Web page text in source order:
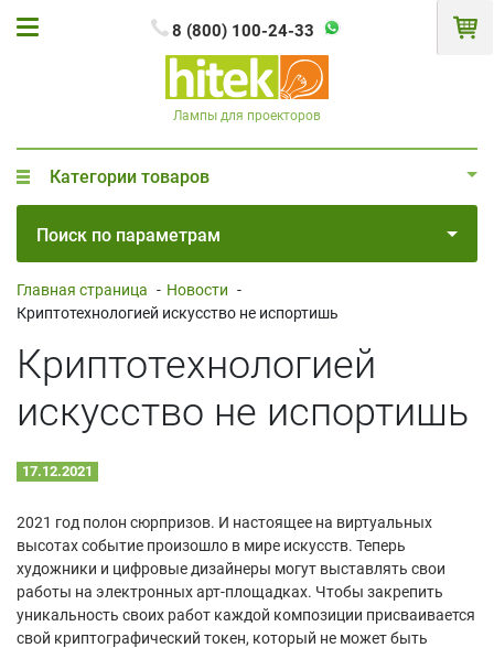
8 (800) 100-24-33
Лампы для проекторов
Категории товаров
Поиск по параметрам
Главная страница - Новости -
Криптотехнологией искусство не испортишь
Криптотехнологией
искусство не испортишь
17.12.2021
2021 год полон сюрпризов. И настоящее на виртуальных
высотах событие произошло в мире искусств. Теперь
художники и цифровые дизайнеры могут выставлять свои
работы на электронных арт-площадках. Чтобы закрепить
уникальность своих работ каждой композиции присваивается
свой криптографический токен, который не может быть